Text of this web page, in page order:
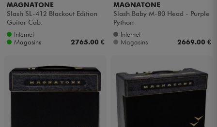
MAGNATONE
Slash SL-412 Blackout Edition
Guitar Cab.
Internet
Magasins
2765.00 €
MAGNATONE
Slash Baby M-80 Head - Purple
Python
Internet
Magasins
2669.00 €